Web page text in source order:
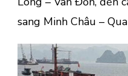
sang Minh Châu –